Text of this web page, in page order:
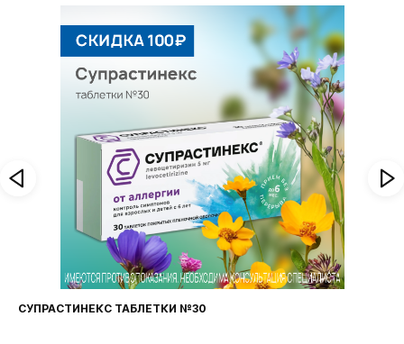
СУПРАСТИНЕКС ТАБЛЕТКИ №30